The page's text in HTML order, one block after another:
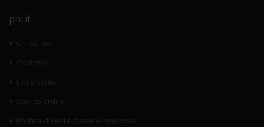
pni.it
Chi siamo
Contatto
Il mio conto
Storico ordini
Politica di restituzione e rimborso